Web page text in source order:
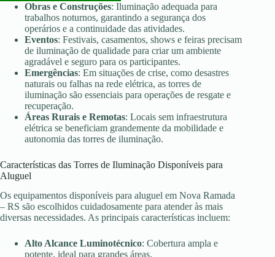
Obras e Construções: Iluminação adequada para
trabalhos noturnos, garantindo a segurança dos
operários e a continuidade das atividades.
Eventos: Festivais, casamentos, shows e feiras precisam
de iluminação de qualidade para criar um ambiente
agradável e seguro para os participantes.
Emergências: Em situações de crise, como desastres
naturais ou falhas na rede elétrica, as torres de
iluminação são essenciais para operações de resgate e
recuperação.
Áreas Rurais e Remotas: Locais sem infraestrutura
elétrica se beneficiam grandemente da mobilidade e
autonomia das torres de iluminação.
Características das Torres de Iluminação Disponíveis para
Aluguel
Os equipamentos disponíveis para aluguel em Nova Ramada
– RS são escolhidos cuidadosamente para atender às mais
diversas necessidades. As principais características incluem:
Alto Alcance Luminotécnico: Cobertura ampla e
potente, ideal para grandes áreas.